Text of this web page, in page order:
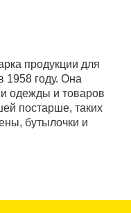
продукции для
1958 году. Она
одежды и товаров
постарше, таких
бутылочки и